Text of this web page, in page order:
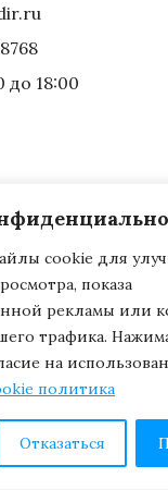
cookie для
показа
рекламы или
трафика.
на
политика
Отказаться
до 18:00
возможно
директор».